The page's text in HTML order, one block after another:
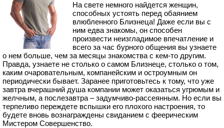
На свете немного найдется женщин,
способных устоять перед обаянием
влюбленного Близнеца! Даже если вы с
ним едва знакомы, он способен
произвести неизгладимое впечатление и
всего за час бурного общения вы узнаете
о нем больше, чем за месяцы знакомства с кем-то другим.
Правда, узнаете не столько о самом Близнеце, столько о том,
каким очаровательным, компанейским и остроумным он
периодически бывает. Заранее приготовьтесь к тому, что уже
завтра вчерашний душа компании может оказаться угрюмым и
желчным, а послезавтра – задумчиво-рассеянным. Но если вы
терпеливо переждете вспышки его плохого настроения, то
будете вновь вознаграждены свиданием с феерическим
Мистером Совершенство.